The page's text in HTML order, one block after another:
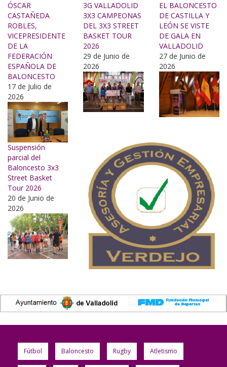
ÓSCAR
CASTAÑEDA
ROBLES,
VICEPRESIDENTE
DE LA
FEDERACIÓN
ESPAÑOLA DE
BALONCESTO
17 de Julio de
2026
3G VALLADOLID
3X3 CAMPEONAS
DEL 3X3 STREET
BASKET TOUR
2026
29 de Junio de
2026
EL BALONCESTO
DE CASTILLA Y
LEÓN SE VISTE
DE GALA EN
VALLADOLID
27 de Junio de
2026
Suspensión
parcial del
Baloncesto 3x3
Street Basket
Tour 2026
20 de Junio de
2026
Fútbol Baloncesto Rugby Atletismo